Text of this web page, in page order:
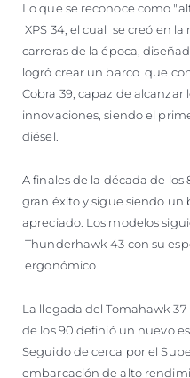
Lo que se reconoce como
XPS 34, el cual se creó en
carreras de la época,
logró crear un barco que
Cobra 39, capaz de
innovaciones, siendo el
diésel.
A finales de la década de
gran éxito y sigue siendo
apreciado. Los modelos
Thunderhawk 43 con su
ergonómico.
La llegada del Tomahawk
de los 90 definió un nuevo
Seguido de cerca por el
embarcación de alto